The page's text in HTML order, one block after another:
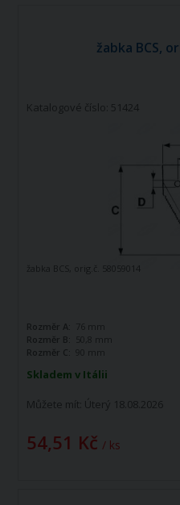
žabka BCS,
Katalogové číslo: 51424
Skladem v Itálii
Můžete mít: Úterý 18.08.2026
54,51 Kč / ks
žabka BCS, orig.č. 58059014
Rozměr A:
76 mm
Rozměr B:
50,8 mm
Rozměr C:
90 mm